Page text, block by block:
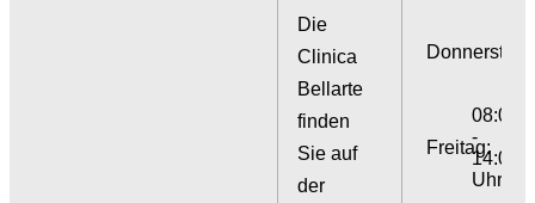
Die
Clinica
Bellarte
finden
Sie auf
der
Donnerstag:
Freitag:
08:00
-
14:00
Uhr